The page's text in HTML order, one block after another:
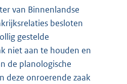
van Binnenlandse
besloten
gestelde
niet aan te houden en
de planologische
deze onroerende zaak